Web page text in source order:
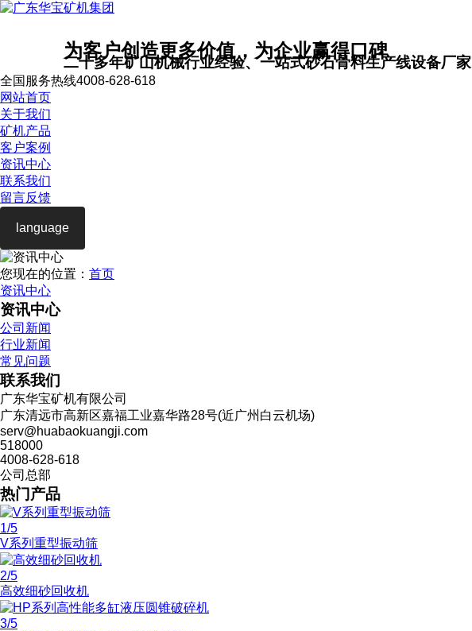
为客户创造更多价值，为企业赢得口碑
二十多年矿山机械行业经验、一站式砂石骨料生产线设备厂家
全国服务热线4008-628-618
网站首页
关于我们
矿机产品
客户案例
资讯中心
联系我们
留言反馈
language
您现在的位置： 首页
资讯中心
资讯中心
公司新闻
行业新闻
常见问题
联系我们
广东华宝矿机有限公司
广东清远市高新区嘉福工业嘉华路28号(近广州白云机场)
serv@huabaokuangji.com
518000
4008-628-618
公司总部
热门产品
1/5
V系列重型振动筛
2/5
高效细砂回收机
3/5